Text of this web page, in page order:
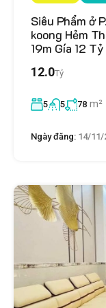
Siêu Phẩm ở
koong Hẻm
19m Gía 12
12.0Tỷ
5 5 78 m²
Ngày đăng: 14/11/